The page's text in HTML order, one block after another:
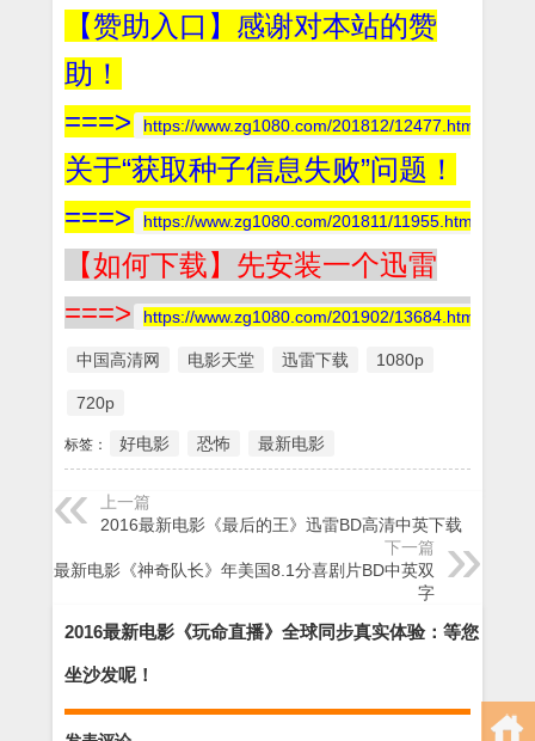
【赞助入口】感谢对本站的赞
助！
===>
https://www.zg1080.com/201812/12477.html
关于“获取种子信息失败”问题！
===>
https://www.zg1080.com/201811/11955.html
【如何下载】先安装一个迅雷
===>
https://www.zg1080.com/201902/13684.html
中国高清网 电影天堂 迅雷下载 1080p
720p
标签： 好电影 恐怖 最新电影
上一篇
2016最新电影《最后的王》迅雷BD高清中英下载
下一篇
2016最新电影《神奇队长》年美国8.1分喜剧片BD中英双
字
2016最新电影《玩命直播》全球同步真实体验：等您
坐沙发呢！